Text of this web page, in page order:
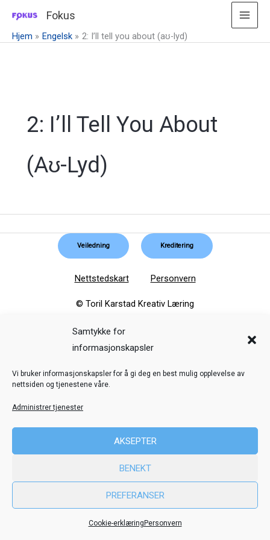
Samtykke for
informasjonskapsler
Vi bruker informasjonskapsler for å gi deg en best mulig opplevelse av
nettsiden og tjenestene våre.
Administrer tjenester
AKSEPTER
BENEKT
PREFERANSER
Cookie-erklæring Personvern
til
Fokus
Hjem Engelsk 2: I’ll tell you about (aʊ-lyd)
2: I’ll Tell You About
(aʊ-Lyd)
Veiledning Kreditering
Nettstedskart Personvern
© Toril Karstad Kreativ Læring
Fokus digital læringsressurs er utviklet i samarbeid med Dysleksi
ved hjelp av midler fra Stiftelsen Dam.